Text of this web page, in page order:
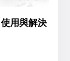
用與解決